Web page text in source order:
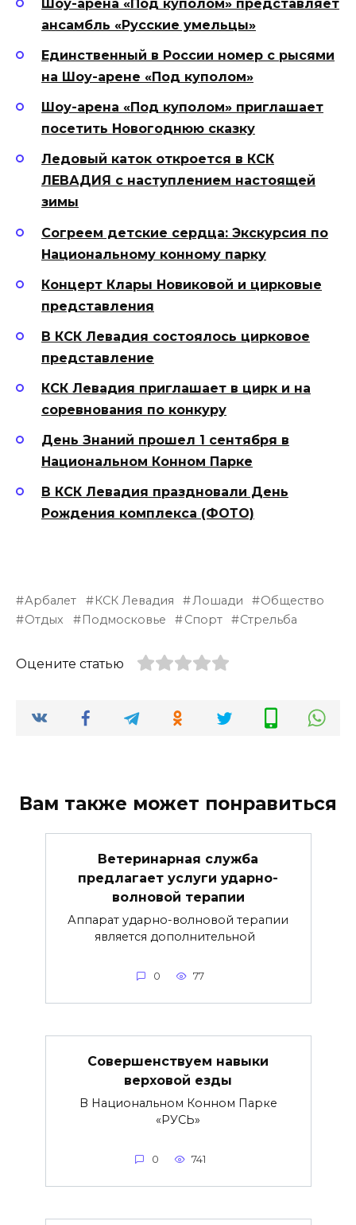
Шоу-арена «Под куполом» представляет
ансамбль «Русские умельцы»
Единственный в России номер с рысями
на Шоу-арене «Под куполом»
Шоу-арена «Под куполом» приглашает
посетить Новогоднюю сказку
Ледовый каток откроется в КСК
ЛЕВАДИЯ с наступлением настоящей
зимы
Согреем детские сердца: Экскурсия по
Национальному конному парку
Концерт Клары Новиковой и цирковые
представления
В КСК Левадия состоялось цирковое
представление
КСК Левадия приглашает в цирк и на
соревнования по конкуру
День Знаний прошел 1 сентября в
Национальном Конном Парке
В КСК Левадия праздновали День
Рождения комплекса (ФОТО)
Арбалет КСК Левадия Лошади
Общество
Отдых
Подмосковье Спорт Стрельба
Оцените статью
Вам также может понравиться
Ветеринарная служба
предлагает услуги ударно-
волновой терапии
Аппарат ударно-волновой терапии
является дополнительной
0 77
Совершенствуем навыки
верховой езды
В Национальном Конном Парке
«РУСЬ»
0 741